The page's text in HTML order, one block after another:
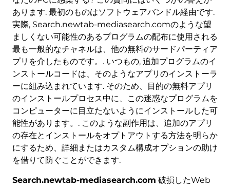
あります. 最初のものはソフトウェアバンドル経由です.
実際, Search.newtab-mediasearch.comのような望
ましくない可能性のあるプログラムの配布に使用される
最も一般的なチャネルは、他の無料のサードパーティア
プリを介したものです。. いつもの, 追加プログラムのイ
ンストールコードは、そのようなアプリのインストーラ
ーに組み込まれています. そのため、目的の無料アプリ
のインストールプロセス中に、この迷惑なプログラムを
コンピューターに目立たないようにインストールした可
能性があります。. このような副作用は、追加のアプリ
の存在とインストールをオプトアウトする方法を明らか
にするため、詳細またはカスタム構成オプションの助け
を借りて防ぐことができます.
Search.newtab-mediasearch.com 破損したWeb